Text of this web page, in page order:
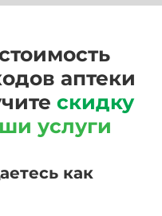
аптеки
скидку
услуги
как